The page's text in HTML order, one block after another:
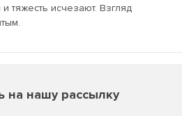
тяжесть исчезают. Взгляд
на нашу рассылку